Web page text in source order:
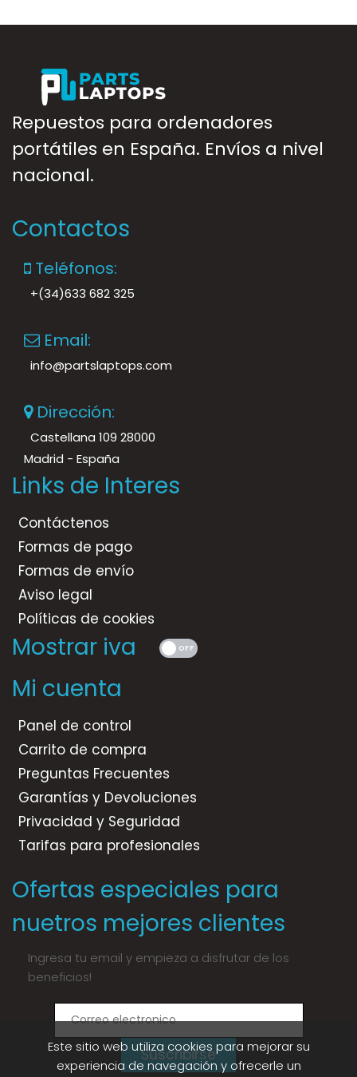
Repuestos para ordenadores
portátiles en España. Envíos a nivel
nacional.
Contactos
Teléfonos:
+(34)633 682 325
Email:
info@partslaptops.com
Dirección:
Castellana 109 28000
Madrid - España
Links de Interes
Contáctenos
Formas de pago
Formas de envío
Aviso legal
Políticas de cookies
Mostrar iva
Mi cuenta
Panel de control
Carrito de compra
Preguntas Frecuentes
Garantías y Devoluciones
Privacidad y Seguridad
Tarifas para profesionales
Ofertas especiales para
nuetros mejores clientes
Ingresa tu email y empieza a disfrutar de los
beneficios!
Suscribirse
Este sitio web utiliza cookies para mejorar su
experiencia de navegación y ofrecerle un